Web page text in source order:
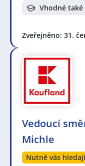
Vhodné
Zveřejněno: 31.
Vedoucí
Michle
Nutně vás hledají